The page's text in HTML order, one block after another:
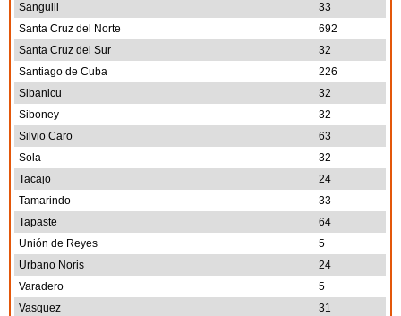
Sanguili
33
Santa Cruz del Norte
692
Santa Cruz del Sur
32
Santiago de Cuba
226
Sibanicu
32
Siboney
32
Silvio Caro
63
Sola
32
Tacajo
24
Tamarindo
33
Tapaste
64
Unión de Reyes
5
Urbano Noris
24
Varadero
5
Vasquez
31